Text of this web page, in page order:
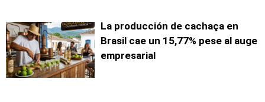
La producción de cachaça en
Brasil cae un 15,77% pese al auge
empresarial